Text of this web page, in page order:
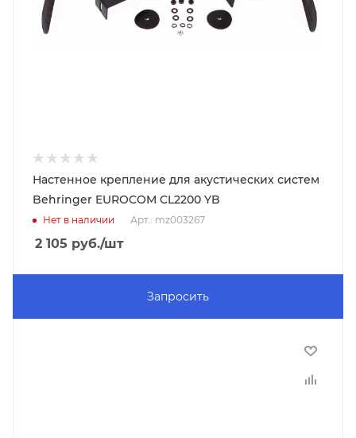
Настенное крепление для акустических систем
Behringer EUROCOM CL2200 YB
Нет в наличии Арт.: mz003267
2 105 руб./шт
Запросить